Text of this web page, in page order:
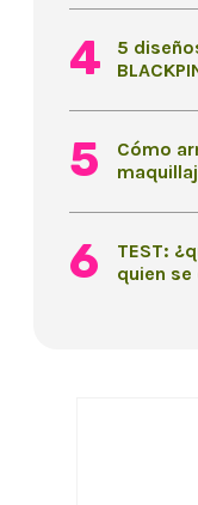
5
Cómo
TEST:
quien